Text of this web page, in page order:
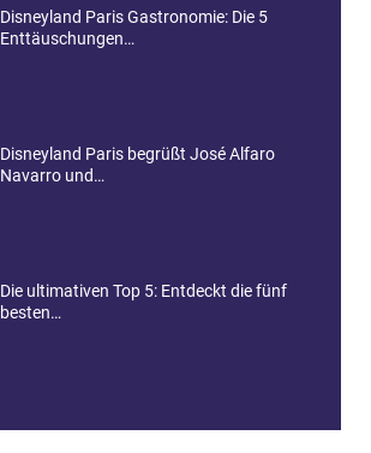
Disneyland Paris Gastronomie: Die 5
Enttäuschungen…
Disneyland Paris begrüßt José Alfaro
Navarro und…
Die ultimativen Top 5: Entdeckt die fünf
besten…